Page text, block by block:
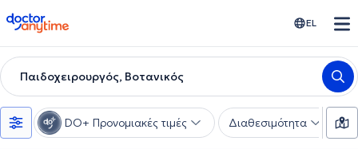
doctoranytime EL
Παιδοχειρουργός, Βοτανικός
DO+ Προνομιακές τιμές Διαθεσιμότητα